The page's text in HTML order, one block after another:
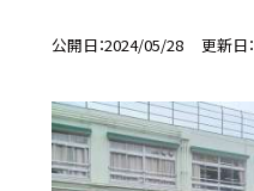
公開日 2024/05/28 更新日